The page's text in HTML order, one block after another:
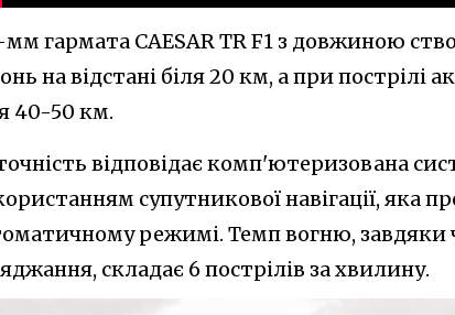
мм гармата CAESAR TR F1 з довжиною
на відстані біля 20 км, а при
40-50 км.
відповідає комп'ютеризована
супутникової навігації, яка
режимі. Темп вогню, завдяки
складає 6 пострілів за хвилину.